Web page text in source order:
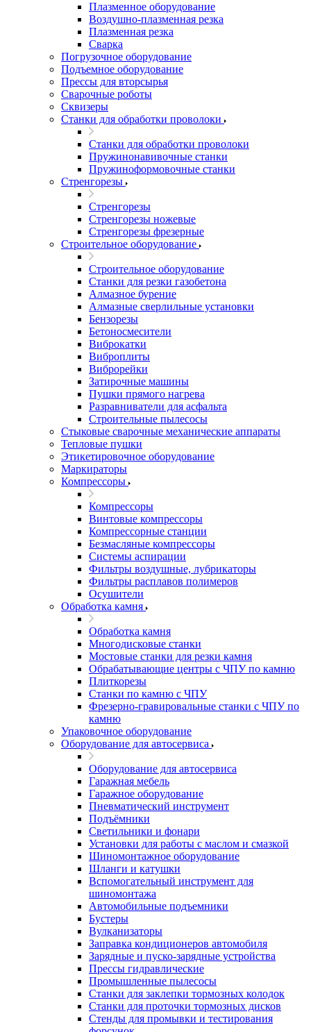
Плазменное оборудование
Воздушно-плазменная резка
Плазменная резка
Сварка
Погрузочное оборудование
Подъемное оборудование
Прессы для вторсырья
Сварочные роботы
Сквизеры
Станки для обработки проволоки
Станки для обработки проволоки
Пружинонавивочные станки
Пружиноформовочные станки
Стренгорезы
Стренгорезы
Стренгорезы ножевые
Стренгорезы фрезерные
Строительное оборудование
Строительное оборудование
Станки для резки газобетона
Алмазное бурение
Алмазные сверлильные установки
Бензорезы
Бетоносмесители
Виброкатки
Виброплиты
Виброрейки
Затирочные машины
Пушки прямого нагрева
Разравниватели для асфальта
Строительные пылесосы
Стыковые сварочные механические аппараты
Тепловые пушки
Этикетировочное оборудование
Маркираторы
Компрессоры
Компрессоры
Винтовые компрессоры
Компрессорные станции
Безмасляные компрессоры
Системы аспирации
Фильтры воздушные, лубрикаторы
Фильтры расплавов полимеров
Осушители
Обработка камня
Обработка камня
Многодисковые станки
Мостовые станки для резки камня
Обрабатывающие центры с ЧПУ по камню
Плиткорезы
Станки по камню с ЧПУ
Фрезерно-гравировальные станки с ЧПУ по
камню
Упаковочное оборудование
Оборудование для автосервиса
Оборудование для автосервиса
Гаражная мебель
Гаражное оборудование
Пневматический инструмент
Подъёмники
Светильники и фонари
Установки для работы с маслом и смазкой
Шиномонтажное оборудование
Шланги и катушки
Вспомогательный инструмент для
шиномонтажа
Автомобильные подъемники
Бустеры
Вулканизаторы
Заправка кондиционеров автомобиля
Зарядные и пуско-зарядные устройства
Прессы гидравлические
Промышленные пылесосы
Станки для заклепки тормозных колодок
Станки для проточки тормозных дисков
Стенды для промывки и тестирования